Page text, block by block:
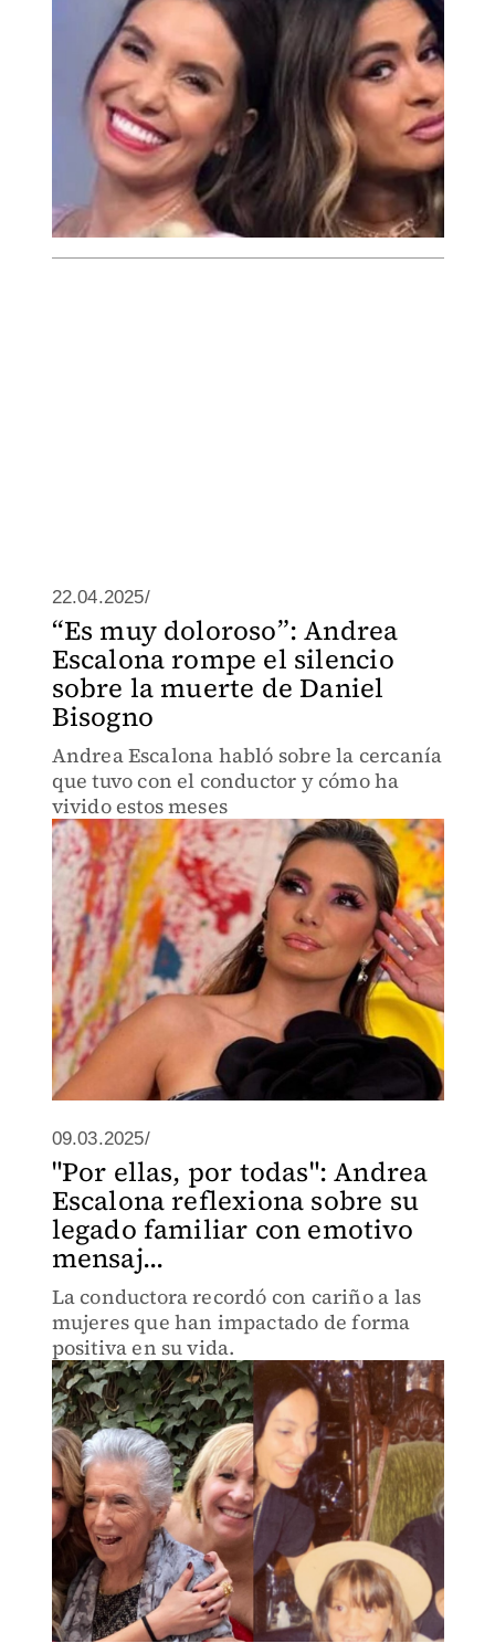
22.04.2025/
“Es muy doloroso”: Andrea
Escalona rompe el silencio
sobre la muerte de Daniel
Bisogno
Andrea Escalona habló sobre la cercanía
que tuvo con el conductor y cómo ha
vivido estos meses
09.03.2025/
"Por ellas, por todas": Andrea
Escalona reflexiona sobre su
legado familiar con emotivo
mensaj...
La conductora recordó con cariño a las
mujeres que han impactado de forma
positiva en su vida.